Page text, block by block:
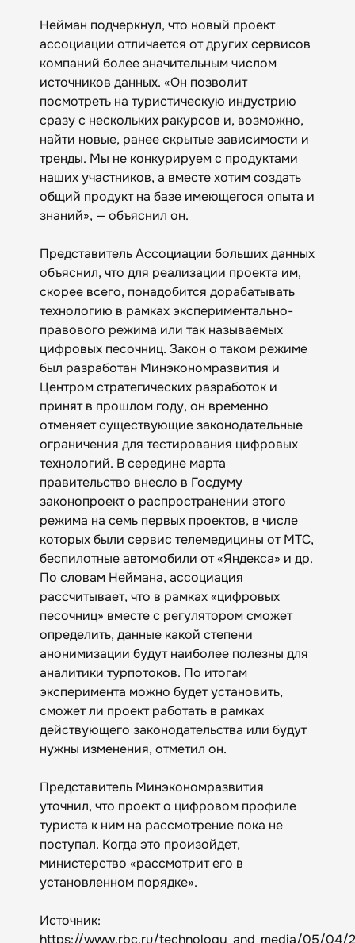
Нейман подчеркнул, что новый проект
ассоциации отличается от других сервисов
компаний более значительным числом
источников данных. «Он позволит
посмотреть на туристическую индустрию
сразу с нескольких ракурсов и, возможно,
найти новые, ранее скрытые зависимости и
тренды. Мы не конкурируем с продуктами
наших участников, а вместе хотим создать
общий продукт на базе имеющегося опыта и
знаний», — объяснил он.
Представитель Ассоциации больших данных
объяснил, что для реализации проекта им,
скорее всего, понадобится дорабатывать
технологию в рамках экспериментально-
правового режима или так называемых
цифровых песочниц. Закон о таком режиме
был разработан Минэкономразвития и
Центром стратегических разработок и
принят в прошлом году, он временно
отменяет существующие законодательные
ограничения для тестирования цифровых
технологий. В середине марта
правительство внесло в Госдуму
законопроект о распространении этого
режима на семь первых проектов, в числе
которых были сервис телемедицины от МТС,
беспилотные автомобили от «Яндекса» и др.
По словам Неймана, ассоциация
рассчитывает, что в рамках «цифровых
песочниц» вместе с регулятором сможет
определить, данные какой степени
анонимизации будут наиболее полезны для
аналитики турпотоков. По итогам
эксперимента можно будет установить,
сможет ли проект работать в рамках
действующего законодательства или будут
нужны изменения, отметил он.
Представитель Минэкономразвития
уточнил, что проект о цифровом профиле
туриста к ним на рассмотрение пока не
поступал. Когда это произойдет,
министерство «рассмотрит его в
установленном порядке».
Источник:
https://www.rbc.ru/technology_and_media/05/04/